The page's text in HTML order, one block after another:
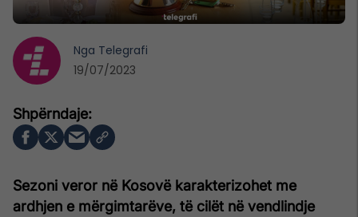
Sezoni veror në Kosovë karakterizohet me
ardhjen e mërgimtarëve, të cilët në vendlindje
Nga Telegrafi
19/07/2023